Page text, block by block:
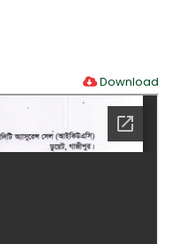
উপলক্ষ্যে আগামী ৫ই আগস্ট, ২০২৬
শহিদ শাকিল পারভেজ অডিটোরিয়ামে
Download